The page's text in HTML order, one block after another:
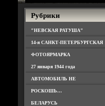
Рубрики
"НЕВСКАЯ РАТУША"
14-я САНКТ-ПЕТЕРБУРГСКАЯ
ФОТОЯРМАРКА
27 января 1944 года
АВТОМОБИЛЬ НЕ
РОСКОШЬ…
БЕЛАРУСЬ